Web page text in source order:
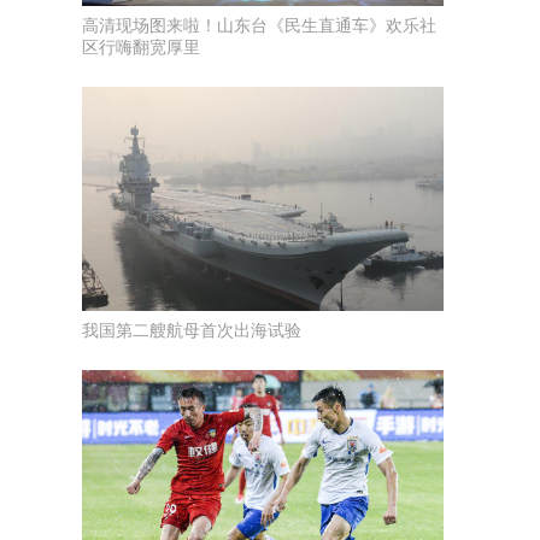
高清现场图来啦！山东台《民生直通车》欢乐社
区行嗨翻宽厚里
我国第二艘航母首次出海试验